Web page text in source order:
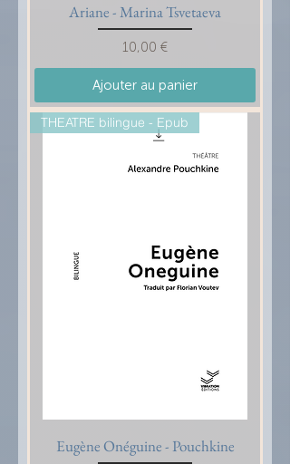
Ariane - Marina Tsvetaeva
Prix
10,00 €
Ajouter au panier
THEATRE bilingue - Epub
Eugène Onéguine - Pouchkine